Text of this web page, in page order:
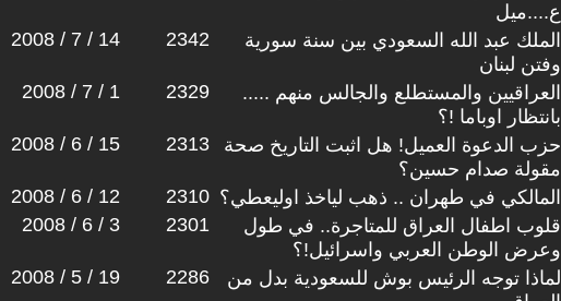
ع....ميل
2008 / 7 / 14 2342
الملك عبد الله السعودي بين سنة سورية
وفتن لبنان
2008 / 7 / 1 2329
العراقيين والمستطلع والجالس منهم .....
بانتظار اوباما !؟
2008 / 6 / 15 2313
حزب الدعوة العميل! هل اثبت التاريخ صحة
مقولة صدام حسين؟
2008 / 6 / 12 2310 المالكي في طهران .. ذهب لياخذ اوليعطي؟
2008 / 6 / 3 2301
قلوب اطفال العراق للمتاجرة.. في طول
وعرض الوطن العربي واسرائيل!؟
2008 / 5 / 19 2286
لماذا توجه الرئيس بوش للسعودية بدل من